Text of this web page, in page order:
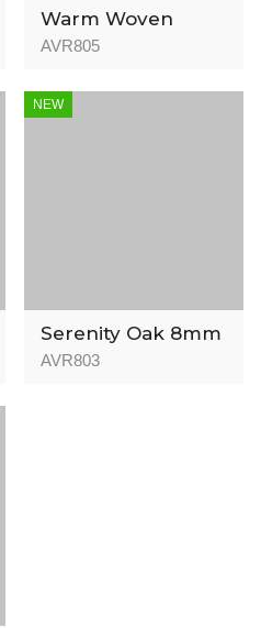
Warm Woven
8mm
AVR805
NEW
Serenity Oak 8mm
AVR803